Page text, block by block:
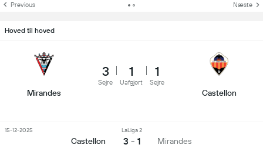
Previous Næste
Hoved til hoved
Mirandes
3
Sejre
1
Uafgjort
1
Sejre
Castellon
Castellon
LaLiga 2
3 - 1 Mirandes
15-12-2025